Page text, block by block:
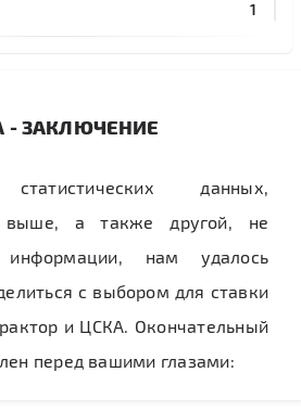
1
- ЗАКЛЮЧЕНИЕ
данных,
выше, а также другой, не
нам удалось
с выбором для ставки
и ЦСКА. Окончательный
перед вашими глазами: